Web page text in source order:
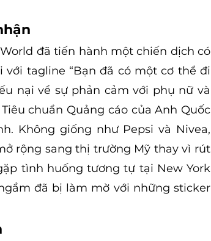
đã tiến hành một chiến dịch có
tagline “Bạn đã có một cơ thể đi
nại về sự phản cảm với phụ nữ và
chuẩn Quảng cáo của Anh Quốc
Không giống như Pepsi và Nivea,
rộng sang thị trường Mỹ thay vì rút
tình huống tương tự tại New York
đã bị làm mờ với những sticker